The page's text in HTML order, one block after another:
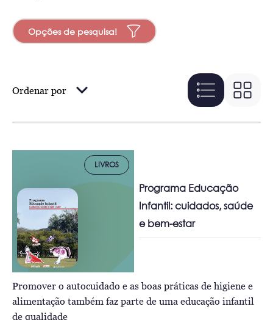
Opções de pesquisa!
Ordenar por
LIVROS
Programa Educação
Infantil: cuidados, saúde
e bem-estar
Promover o autocuidado e as boas práticas de higiene e
alimentação também faz parte de uma educação infantil
de qualidade